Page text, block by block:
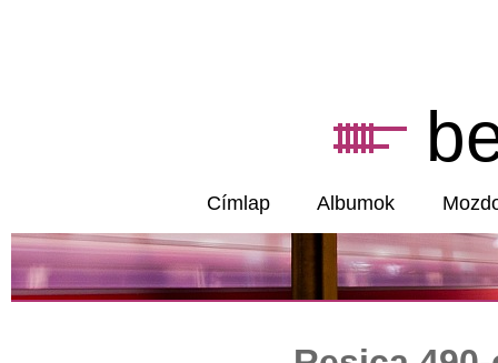
Címlap Albumok